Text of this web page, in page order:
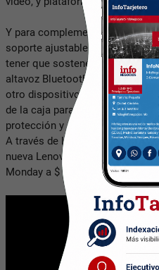
Y para complementar, Lenovo
soporte ajustable para que
tener que sostener la tablet, y
altavoz Bluetooth cuando
otro dispositivo. La funda
de la caja para que lleves tu
protección y elegancia.
A través de la
página oficial de
nueva Lenovo Tab Plus a un
Monday a $ 637.999. Su precio